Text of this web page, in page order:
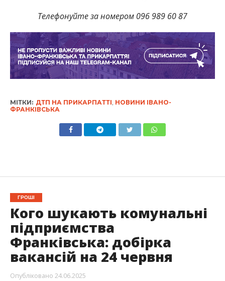
Телефонуйте за номером 096 989 60 87
МІТКИ: ДТП НА ПРИКАРПАТТІ, НОВИНИ ІВАНО-
ФРАНКІВСЬКА
ГРОШІ
Кого шукають комунальні
підприємства
Франківська: добірка
вакансій на 24 червня
Опубліковано 24.06.2025